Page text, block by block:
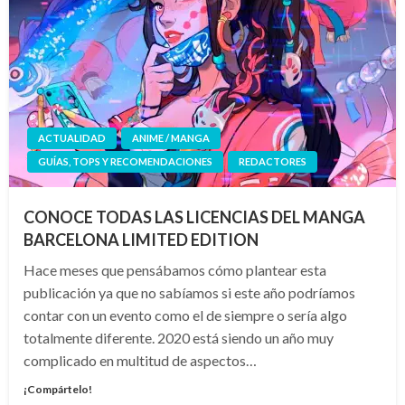
ACTUALIDAD
ANIME / MANGA
GUÍAS, TOPS Y RECOMENDACIONES
REDACTORES
CONOCE TODAS LAS LICENCIAS DEL MANGA
BARCELONA LIMITED EDITION
Hace meses que pensábamos cómo plantear esta
publicación ya que no sabíamos si este año podríamos
contar con un evento como el de siempre o sería algo
totalmente diferente. 2020 está siendo un año muy
complicado en multitud de aspectos…
¡Compártelo!